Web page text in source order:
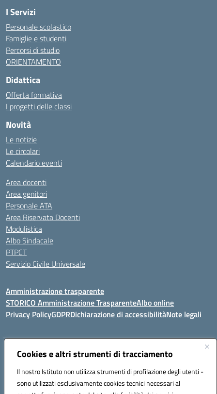
Cookies e altri strumenti di tracciamento
Il nostro Istituto non utilizza strumenti di profilazione degli utenti -
sono utilizzati esclusivamente cookies tecnici necessari al
I Servizi
Personale scolastico
Famiglie e studenti
Percorsi di studio
ORIENTAMENTO
Didattica
Offerta formativa
I progetti delle classi
Novità
Le notizie
Le circolari
Calendario eventi
Area docenti
Area genitori
Personale ATA
Area Riservata Docenti
Modulistica
Albo Sindacale
PTPCT
Servizio Civile Universale
Amministrazione trasparente
STORICO Amministrazione TrasparenteAlbo online
Privacy PolicyGDPRDichiarazione di accessibilitàNote legali
Indirizzo:Piazza S. G. Bosco, 1 95014 Giarre (CT)
Posta elettronica certificata (PEC):ctic8az00a@pec.istruzione.it
Codice fiscale: 92001680872